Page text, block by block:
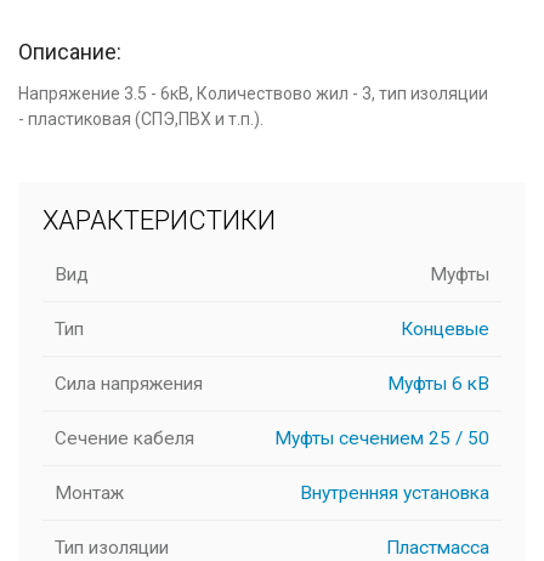
Описание:
Напряжение 3.5 - 6кВ, Количествово жил - 3, тип изоляции
- пластиковая (СПЭ,ПВХ и т.п.).
ХАРАКТЕРИСТИКИ
Вид Муфты
Тип Концевые
Сила напряжения Муфты 6 кВ
Сечение кабеля Муфты сечением 25 / 50
Монтаж Внутренняя установка
Тип изоляции Пластмасса